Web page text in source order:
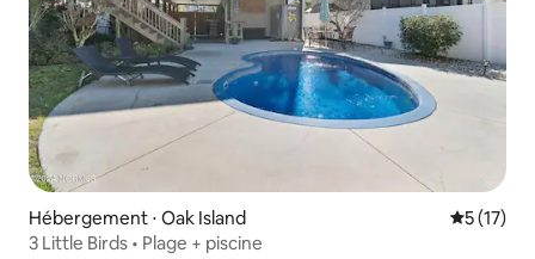
Hébergement ⋅ Oak Island
5 (17)
3 Little Birds • Plage + piscine